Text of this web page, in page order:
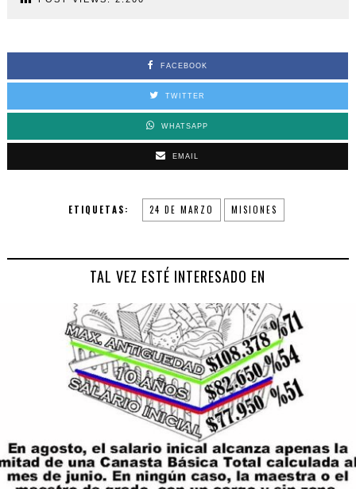
FACEBOOK
TWITTER
WHATSAPP
EMAIL
ETIQUETAS: 24 DE MARZO MISIONES
TAL VEZ ESTÉ INTERESADO EN